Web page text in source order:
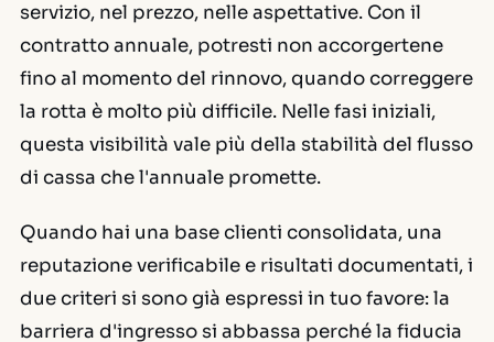
servizio, nel prezzo, nelle aspettative. Con il
contratto annuale, potresti non accorgertene
fino al momento del rinnovo, quando correggere
la rotta è molto più difficile. Nelle fasi iniziali,
questa visibilità vale più della stabilità del flusso
di cassa che l'annuale promette.
Quando hai una base clienti consolidata, una
reputazione verificabile e risultati documentati, i
due criteri si sono già espressi in tuo favore: la
barriera d'ingresso si abbassa perché la fiducia